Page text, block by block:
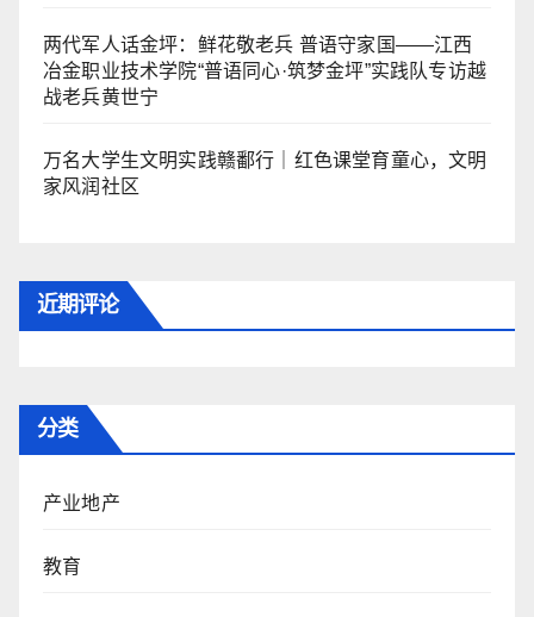
两代军人话金坪：鲜花敬老兵 普语守家国——江西
冶金职业技术学院“普语同心·筑梦金坪”实践队专访越
战老兵黄世宁
万名大学生文明实践赣鄱行｜红色课堂育童心，文明
家风润社区
近期评论
分类
产业地产
教育